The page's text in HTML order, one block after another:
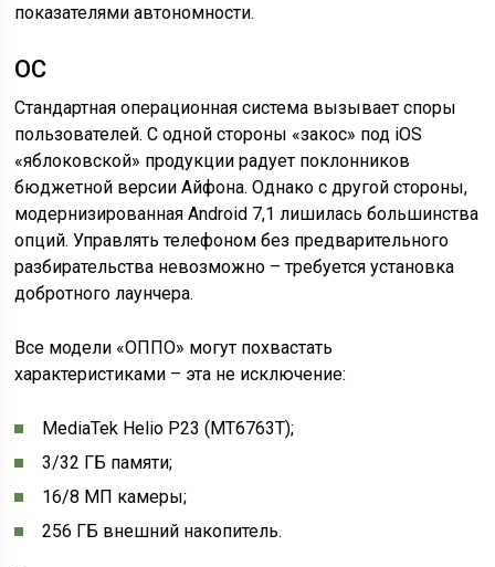
показателями автономности.
ОС
Стандартная операционная система вызывает споры
пользователей. С одной стороны «закос» под iOS
«яблоковской» продукции радует поклонников
бюджетной версии Айфона. Однако с другой стороны,
модернизированная Android 7,1 лишилась большинства
опций. Управлять телефоном без предварительного
разбирательства невозможно – требуется установка
добротного лаунчера.
Все модели «ОППО» могут похвастать
характеристиками – эта не исключение:
MediaTek Helio P23 (MT6763T);
3/32 ГБ памяти;
16/8 МП камеры;
256 ГБ внешний накопитель.